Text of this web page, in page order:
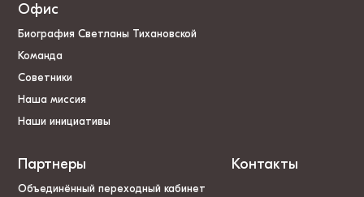
Офис
Биография Светланы Тихановской
Команда
Советники
Наша миссия
Наши инициативы
Партнеры
Объединённый переходный кабинет
Контакты